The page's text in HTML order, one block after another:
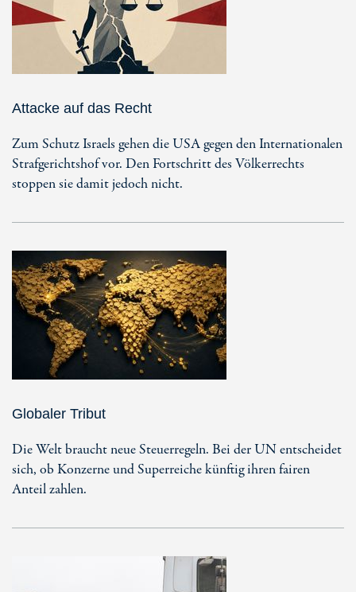
Attacke auf das Recht
Zum Schutz Israels gehen die USA gegen den Internationalen
Strafgerichtshof vor. Den Fortschritt des Völkerrechts
stoppen sie damit jedoch nicht.
Globaler Tribut
Die Welt braucht neue Steuerregeln. Bei der UN entscheidet
sich, ob Konzerne und Superreiche künftig ihren fairen
Anteil zahlen.